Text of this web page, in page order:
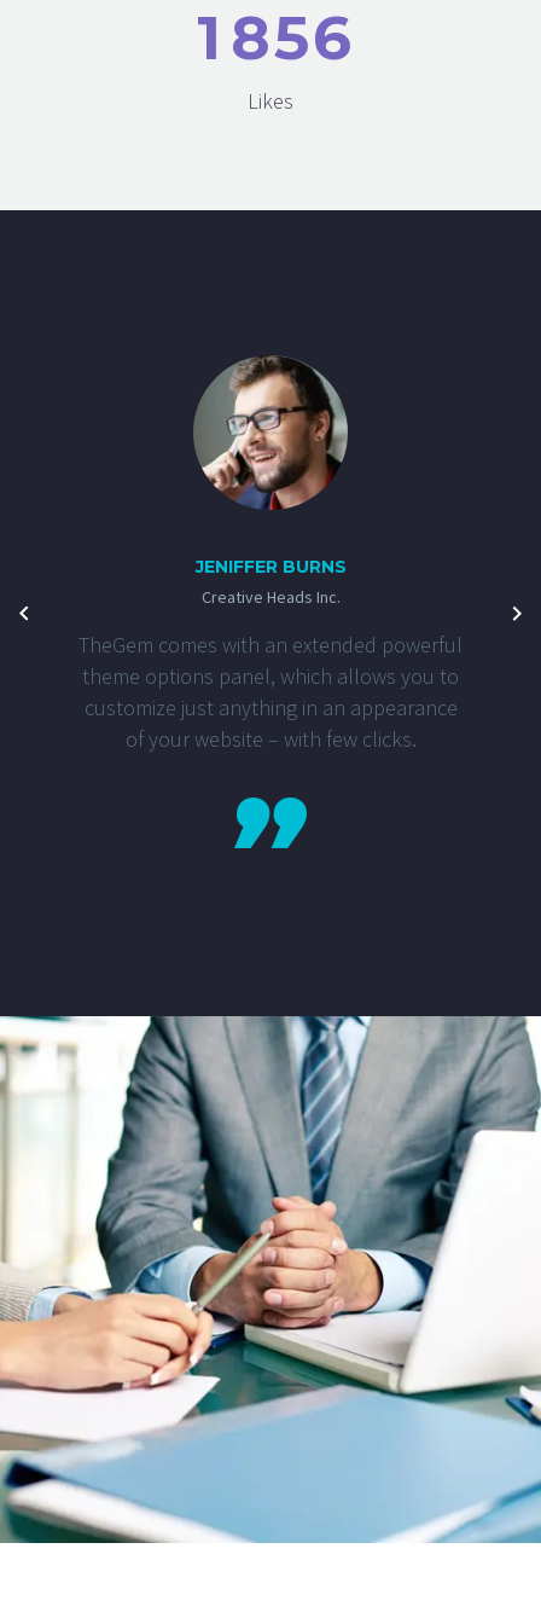
1 856
Likes
JENIFFER BURNS
Creative Heads Inc.
TheGem comes with an extended powerful
theme options panel, which allows you to
customize just anything in an appearance
of your website – with few clicks.
